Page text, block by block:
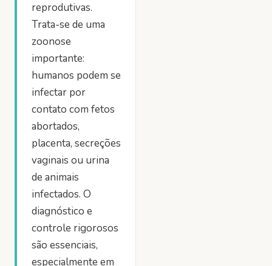
reprodutivas.
Trata-se de uma
zoonose
importante:
humanos podem se
infectar por
contato com fetos
abortados,
placenta, secreções
vaginais ou urina
de animais
infectados. O
diagnóstico e
controle rigorosos
são essenciais,
especialmente em